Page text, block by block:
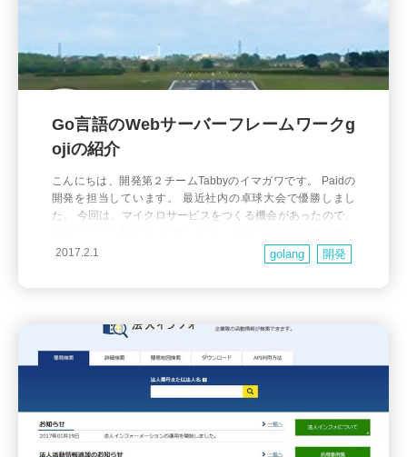
Go言語のWebサーバーフレームワークg
ojiの紹介
こんにちは、開発第２チームTabbyのイマガワです。 Paidの
開発を担当しています。 最近社内の卓球大会で優勝しまし
た。 今回は、マイクロサービスをつくる機会があったので、
たエンジニアがいまして、本が出版されたばかりだったのでG
o言語で実装してみました。 Go言語の基本的なことは、そち
2017.2.1 開発
golang